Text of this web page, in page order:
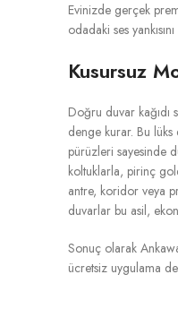
Evinizde gerçek
odadaki ses
Kusursuz
Doğru duvar kağıdı
denge kurar. Bu lüks
pürüzleri sayesinde
koltuklarla, pirinç
antre, koridor veya
duvarlar bu asil,
Sonuç olarak
ücretsiz uygulama